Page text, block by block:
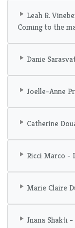
Leah R.
Coming to the
Danie
Joelle-Anne
Catherine
Ricci Marco -
Marie Claire
Jnana Shakti